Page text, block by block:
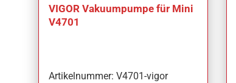
VIGOR Vakuumpumpe für Mini
V4701
Artikelnummer: V4701-vigor